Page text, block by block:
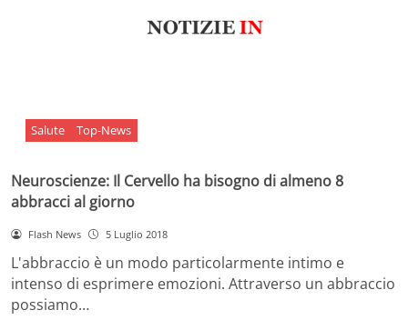
Salute Top-News
Neuroscienze: Il Cervello ha bisogno di almeno 8
abbracci al giorno
Flash News 5 Luglio 2018
L'abbraccio è un modo particolarmente intimo e
intenso di esprimere emozioni. Attraverso un abbraccio
possiamo…